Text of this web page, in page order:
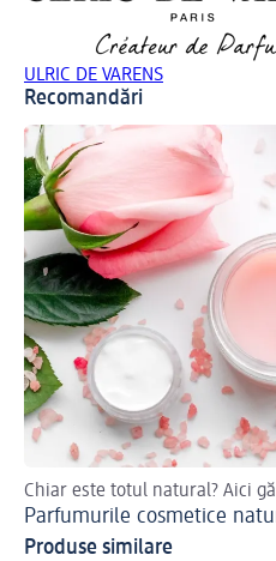
ULRIC DE VARENS
Recomandări
Chiar este totul natural? Aici
Parfumurile cosmetice
Produse similare